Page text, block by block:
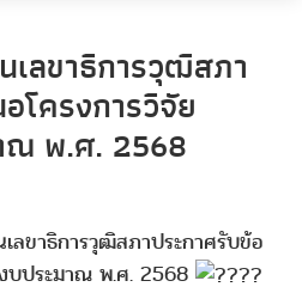
เลขาธิการวุฒิสภา
โครงการวิจัย
ณ พ.ศ. 2568
ลขาธิการวุฒิสภาประกาศรับข้อ
บประมาณ พ.ศ. 2568